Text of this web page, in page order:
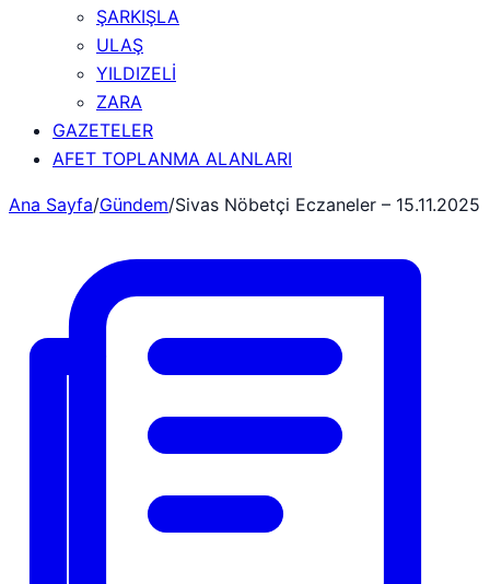
ŞARKIŞLA
ULAŞ
YILDIZELİ
ZARA
GAZETELER
AFET TOPLANMA ALANLARI
Ana Sayfa/Gündem/Sivas Nöbetçi Eczaneler – 15.11.2025